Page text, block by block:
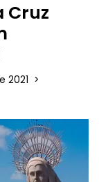
Cruz
2021